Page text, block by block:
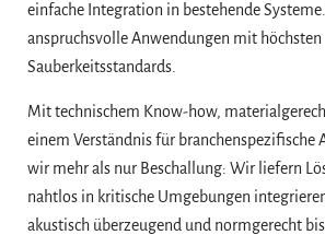
einfache Integration in bestehende
anspruchsvolle Anwendungen mit höchsten
Sauberkeitsstandards.
Mit technischem Know-how,
einem Verständnis für branchenspezifische
wir mehr als nur Beschallung: Wir liefern
nahtlos in kritische Umgebungen
akustisch überzeugend und normgerecht bis